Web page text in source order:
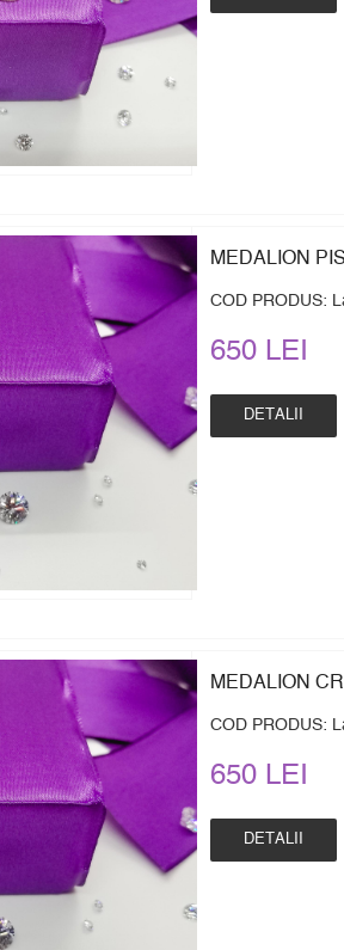
MEDALION
COD PRODUS:
650 LEI
DETALII
MEDALION
COD PRODUS:
650 LEI
DETALII